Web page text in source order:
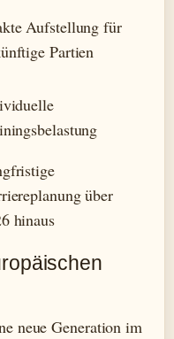
Aufstellung für
Partien
über
hinaus
neue Generation im